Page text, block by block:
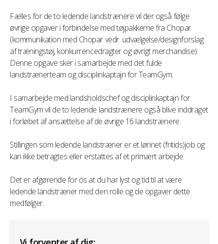
Fælles for de to ledende landstrænere vil der også følge
øvrige opgaver i forbindelse med tøjpakkerne fra Chopar
(kommunikation med Chopar vedr. udvælgelse/designforslag
af træningstøj, konkurrencedragter og øvrigt merchandise).
Denne opgave sker i samarbejde med det fulde
landstrænerteam og disciplinkaptajn for TeamGym.
I samarbejde med landsholdschef og disciplinkaptajn for
TeamGym vil de to ledende landstrænere også blive inddraget
i forløbet af ansættelse af de øvrige 16 landstrænere.
Stillingen som ledende landstræner er et lønnet (fritids)job og
kan ikke betragtes eller erstattes af et primært arbejde.
Det er afgørende for os at du har lyst og tid til at være
ledende landstræner med den rolle og de opgaver dette
medfølger.